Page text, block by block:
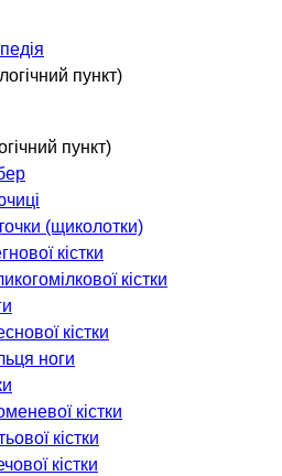
пункт)
пункт)
(щиколотки)
кістки
кістки
кістки
ноги
кістки
кістки
кістки